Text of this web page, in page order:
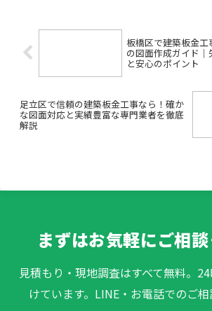
板橋区で建築板金
の図面作成ガイド
と安心のポイント
足立区で信頼の建築板金工事なら！確か
な図面対応と実績豊富な専門業者を徹底
解説
まずはお気軽にご相
見積もり・現地調査はすべて無料。
けています。LINE・お電話でのご相